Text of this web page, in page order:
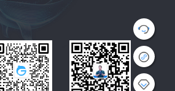
G
r
o
w
t
h